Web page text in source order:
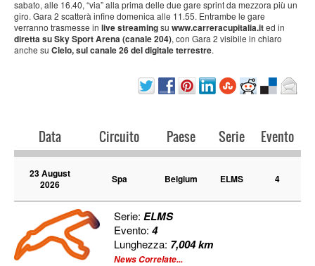
sabato, alle 16.40, “via” alla prima delle due gare sprint da mezzora più un
giro. Gara 2 scatterà infine domenica alle 11.55. Entrambe le gare
verranno trasmesse in live streamingsu www.carreracupitalia.ited in
diretta su Sky Sport Arena (canale 204), con Gara 2 visibile in chiaro
anche su Cielo, sul canale 26 del digitale terrestre.
Data Circuito Paese Serie Evento
23 August
2026
Spa Belgium ELMS 4
Serie:ELMS
Evento:4
Lunghezza: 7,004 km
News Correlate...